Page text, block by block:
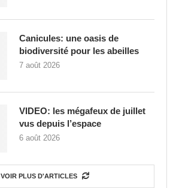
Canicules: une oasis de
biodiversité pour les abeilles
7 août 2026
VIDEO: les mégafeux de juillet
vus depuis l’espace
6 août 2026
VOIR PLUS D'ARTICLES